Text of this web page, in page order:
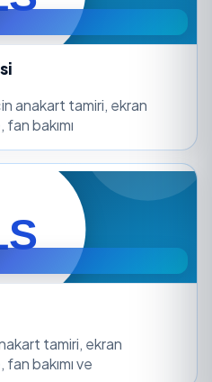
anakart tamiri, ekran
bakımı
tamiri, ekran
bakımı ve